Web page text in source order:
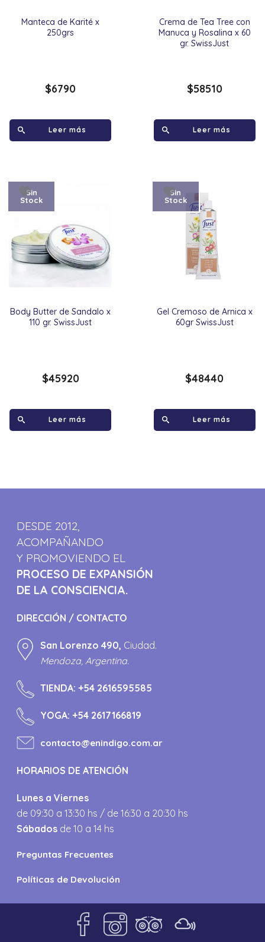
Manteca de Karité x
250grs
$6790
Leer más
Crema de Tea Tree con
Manuca y Rosalina x 60
gr. SwissJust
$58510
Leer más
Body Butter de Sandalo x
110 gr. SwissJust
Sin
Stock
$45920
Leer más
Gel Cremoso de Arnica x
60gr SwissJust
Sin
Stock
$48440
Leer más
DESDE 2012,
ACOMPAÑANDO
Y PROMOVIENDO EL
PROCESO DE EXPANSIÓN
DE LA CONSCIENCIA.
DIRECCIÓN / CONTACTO
San Lorenzo 490, Ciudad.
Mendoza, Argentina.
TIENDA:+54 2616595585
YOGA:+54 2617166819
contacto@enindigo.com.ar
HORARIOS DE ATENCIÓN
Lunes a Viernes
de 09:30 a 13:30 hs / de 16:30 a 20:30 hs
Sábados de 10 a 14 hs
Preguntas Frecuentes
Políticas de Devolución